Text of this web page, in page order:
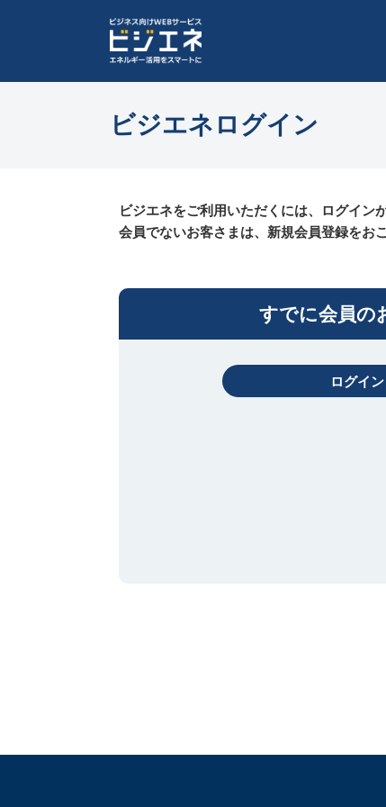
ビジエネログイン
ビジエネをご利用いただくには、ログイン
会員でないお客さまは、新規会員登録をお
すでに会員の
ログイン